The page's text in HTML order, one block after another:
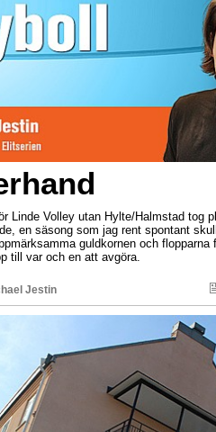
Linde Volley utan Hylte/Halmstad tog
en säsong som jag rent spontant
guldkornen och flopparna
till var och en att avgöra.
Jestin